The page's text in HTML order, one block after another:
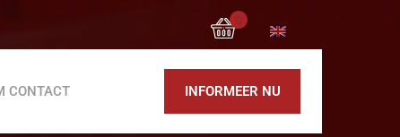
0
CONTACT INFORMEER NU